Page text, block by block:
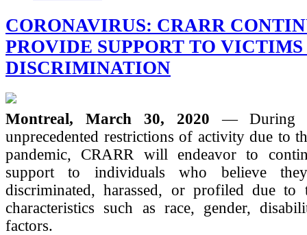
CORONAVIRUS: CRARR
PROVIDE SUPPORT TO VICTIMS
DISCRIMINATION
Montreal, March 30, 2020— During
unprecedented restrictions of activity due to
pandemic, CRARR will endeavor to
support to individuals who believe
discriminated, harassed, or profiled due to
characteristics such as race, gender,
factors.